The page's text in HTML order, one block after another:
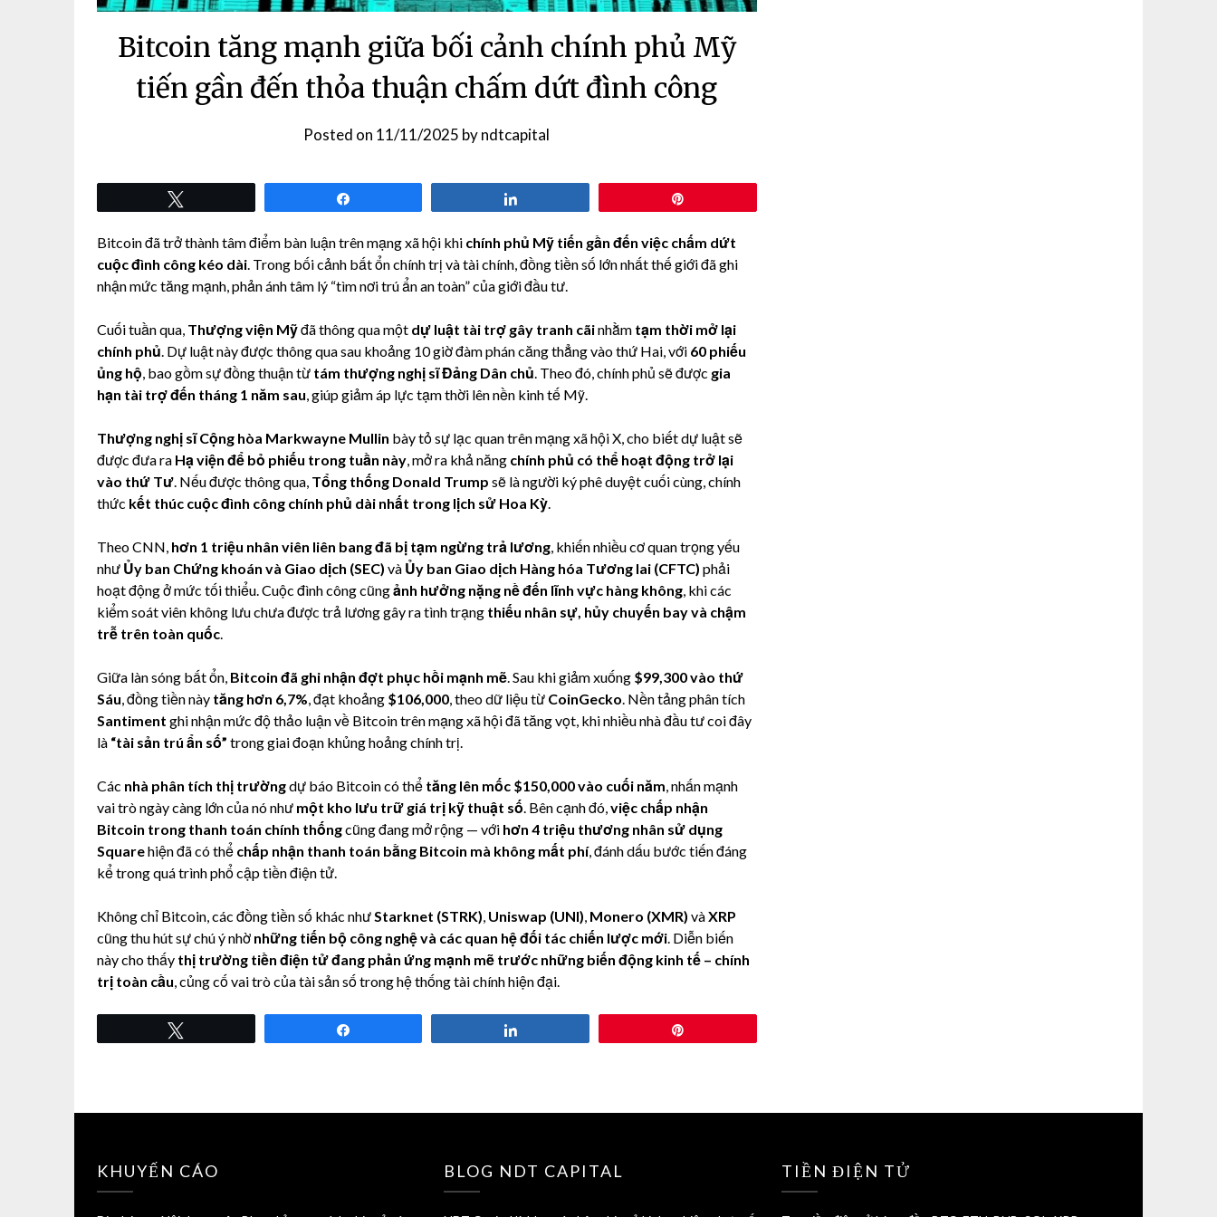
Bitcoin tăng mạnh giữa bối cảnh chính phủ Mỹ
tiến gần đến thỏa thuận chấm dứt đình công
Posted on 11/11/2025 byndtcapital
Bitcoin đã trở thành tâm điểm bàn luận trên mạng xã hội khi chính phủ Mỹ tiến gần đến việc chấm dứt
cuộc đình công kéo dài. Trong bối cảnh bất ổn chính trị và tài chính, đồng tiền số lớn nhất thế giới đã ghi
nhận mức tăng mạnh, phản ánh tâm lý “tìm nơi trú ẩn an toàn” của giới đầu tư.
Cuối tuần qua, Thượng viện Mỹđã thông qua một dự luật tài trợ gây tranh cãinhằm tạm thời mở lại
chính phủ. Dự luật này được thông qua sau khoảng 10 giờ đàm phán căng thẳng vào thứ Hai, với 60 phiếu
ủng hộ, bao gồm sự đồng thuận từ tám thượng nghị sĩ Đảng Dân chủ. Theo đó, chính phủ sẽ được gia
hạn tài trợ đến tháng 1 năm sau, giúp giảm áp lực tạm thời lên nền kinh tế Mỹ.
Thượng nghị sĩ Cộng hòa Markwayne Mullin bày tỏ sự lạc quan trên mạng xã hội X, cho biết dự luật sẽ
được đưa ra Hạ viện để bỏ phiếu trong tuần này, mở ra khả năng chính phủ có thể hoạt động trở lại
vào thứ Tư. Nếu được thông qua, Tổng thống Donald Trump sẽ là người ký phê duyệt cuối cùng, chính
thức kết thúc cuộc đình công chính phủ dài nhất trong lịch sử Hoa Kỳ.
Theo CNN, hơn 1 triệu nhân viên liên bang đã bị tạm ngừng trả lương, khiến nhiều cơ quan trọng yếu
như Ủy ban Chứng khoán và Giao dịch (SEC) và Ủy ban Giao dịch Hàng hóa Tương lai (CFTC) phải
hoạt động ở mức tối thiểu. Cuộc đình công cũngảnh hưởng nặng nề đến lĩnh vực hàng không, khi các
kiểm soát viên không lưu chưa được trả lương gây ra tình trạng thiếu nhân sự, hủy chuyến bay và chậm
trễ trên toàn quốc.
Giữa làn sóng bất ổn, Bitcoin đã ghi nhận đợt phục hồi mạnh mẽ. Sau khi giảm xuống $99,300 vào thứ
Sáu, đồng tiền này tăng hơn 6,7%, đạt khoảng $106,000, theo dữ liệu từ CoinGecko. Nền tảng phân tích
Santiment ghi nhận mức độ thảo luận về Bitcoin trên mạng xã hội đã tăng vọt, khi nhiều nhà đầu tư coi đây
là “tài sản trú ẩn số” trong giai đoạn khủng hoảng chính trị.
Các nhà phân tích thị trườngdự báo Bitcoin có thể tăng lên mốc $150,000 vào cuối năm, nhấn mạnh
vai trò ngày càng lớn của nó như một kho lưu trữ giá trị kỹ thuật số. Bên cạnh đó,việc chấp nhận
Bitcoin trong thanh toán chính thốngcũng đang mở rộng — với hơn 4 triệu thương nhân sử dụng
Squarehiện đã có thể chấp nhận thanh toán bằng Bitcoin mà không mất phí, đánh dấu bước tiến đáng
kể trong quá trình phổ cập tiền điện tử.
Không chỉ Bitcoin, các đồng tiền số khác nhưStarknet (STRK), Uniswap (UNI), Monero (XMR) vàXRP
cũng thu hút sự chú ý nhờ những tiến bộ công nghệ và các quan hệ đối tác chiến lược mới. Diễn biến
này cho thấy thị trường tiền điện tử đang phản ứng mạnh mẽ trước những biến động kinh tế – chính
trị toàn cầu, củng cố vai trò của tài sản số trong hệ thống tài chính hiện đại.
KHUYẾN CÁO BLOG NDT CAPITAL TIỀN ĐIỆN TỬ